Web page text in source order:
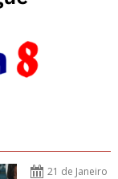
21 de Janeiro